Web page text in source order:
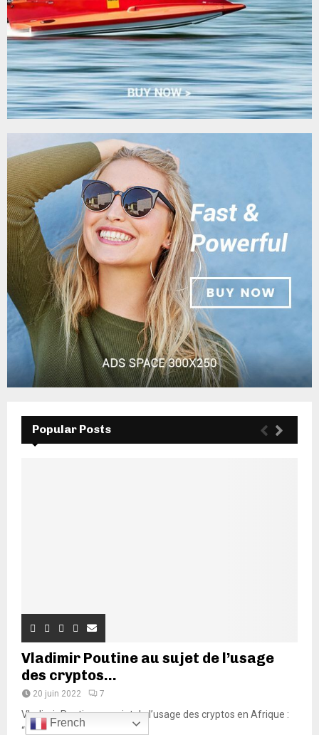
Popular Posts
Vladimir Poutine au sujet de l’usage
des cryptos...
20 juin 2022 7
Vladimir Poutine au sujet de l’usage des cryptos en Afrique :
“Il faudra...
French